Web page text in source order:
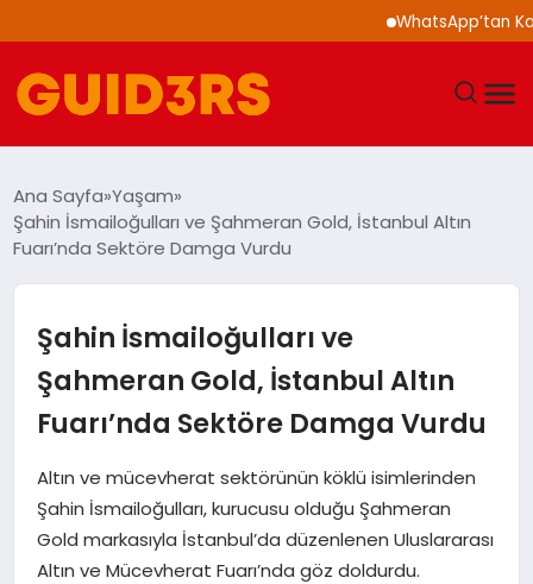
WhatsApp’tan
YAŞAM
SPOR
SAĞLIK
EKONOMI
MAGAZIN
Ana Sayfa Yaşam
Şahin İsmailoğulları ve Şahmeran Gold, İstanbul Altın
Fuarı’nda Sektöre Damga Vurdu
Şahin İsmailoğulları ve
Şahmeran Gold, İstanbul Altın
Fuarı’nda Sektöre Damga Vurdu
Altın ve mücevherat sektörünün köklü isimlerinden
Şahin İsmailoğulları, kurucusu olduğu Şahmeran
Gold markasıyla İstanbul’da düzenlenen Uluslararası
Altın ve Mücevherat Fuarı’nda göz doldurdu.